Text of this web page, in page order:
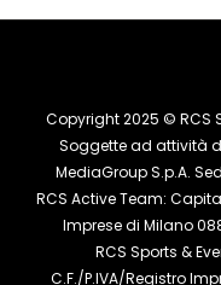
Copyright 2025 © RCS
Soggette ad attività
MediaGroup S.p.A.
RCS Active Team:
Imprese di Milano
RCS Sports &
C.F./P.IVA/Registro